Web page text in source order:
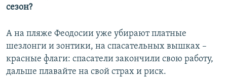
сезон?
А на пляже Феодосии уже убирают платные
шезлонги и зонтики, на спасательных вышках –
красные флаги: спасатели закончили свою работу,
дальше плавайте на свой страх и риск.